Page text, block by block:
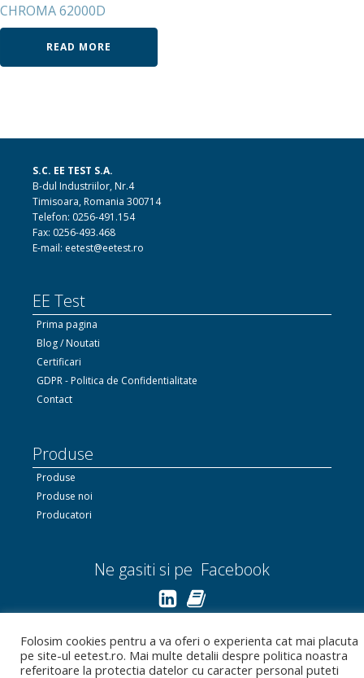
CHROMA 62000D
READ MORE
S.C. EE TEST S.A.
B-dul Industriilor, Nr.4
Timisoara, Romania 300714
Telefon: 0256-491.154
Fax: 0256-493.468
E-mail: eetest@eetest.ro
EE Test
Prima pagina
Blog / Noutati
Certificari
GDPR - Politica de Confidentialitate
Contact
Produse
Produse
Produse noi
Producatori
Ne gasiti si pe Facebook
Linkedin.com
Bizoo.ro
Folosim cookies pentru a va oferi o experienta cat mai placuta
pe site-ul eetest.ro. Mai multe detalii despre politica noastra
referitoare la protectia datelor cu caracter personal puteti